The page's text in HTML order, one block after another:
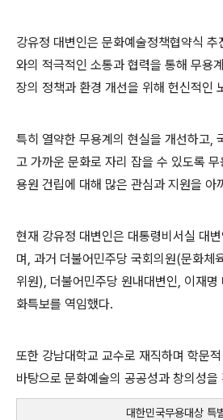
강유정 대변인은 문화예술정책협약식 추
와의 적극적인 소통과 협력을 통해 무용
장의 정책과 환경 개선을 위해 헌신적인
특히 열약한 무용계의 현실을 개선하고,
고 가까운 문화로 자리 잡을 수 있도록
용원 건립에 대해 많은 관심과 지원을 아
현재 강유정 대변인은 대통령비서실 대
며, 과거 더불어민주당 국회의원(문화체
위원), 더불어민주당 원내대변인, 이재명
화특보를 역임했다.
또한 강남대학교 교수로 재직하며 학문
바탕으로 문화예술의 공공성과 창의성
대한민국무용대상 특